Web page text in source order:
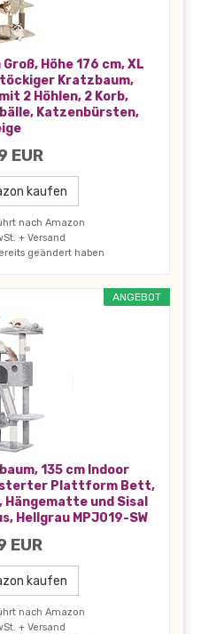
Höhe 176 cm, XL
Kratzbaum,
2 Höhlen, 2 Korb,
Katzenbürsten,
EUR
kaufen
nach Amazon
+ Versand
geändert haben
ANGEBOT
135 cm Indoor
Plattform Bett,
Hängematte und Sisal
Hellgrau MPJ019-SW
EUR
kaufen
nach Amazon
+ Versand